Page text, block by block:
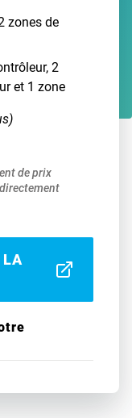
zones de
2
et 1 zone
de prix
LA